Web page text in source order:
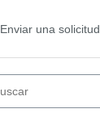
Enviar una solicitud